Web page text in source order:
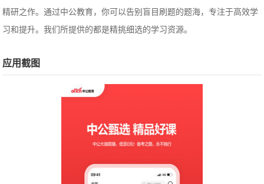
精研之作。通过中公教育，你可以告别盲目刷题的题海，专注于高效学
习和提升。我们所提供的都是精挑细选的学习资源。
应用截图